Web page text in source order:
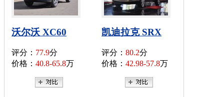
沃尔沃 XC60
评分： 77.9分
价格： 40.8-65.8万
凯迪拉克 SRX
评分： 80.2分
价格： 42.98-57.8万